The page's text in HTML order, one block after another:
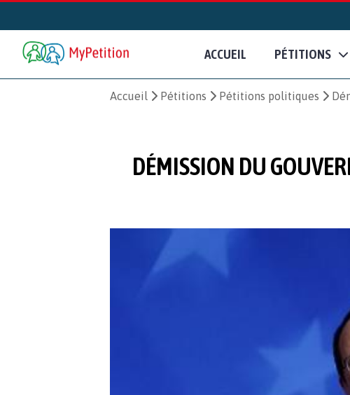
ACCUEIL PÉTITIONS
Accueil Pétitions Pétitions politiques
DÉMISSION DU